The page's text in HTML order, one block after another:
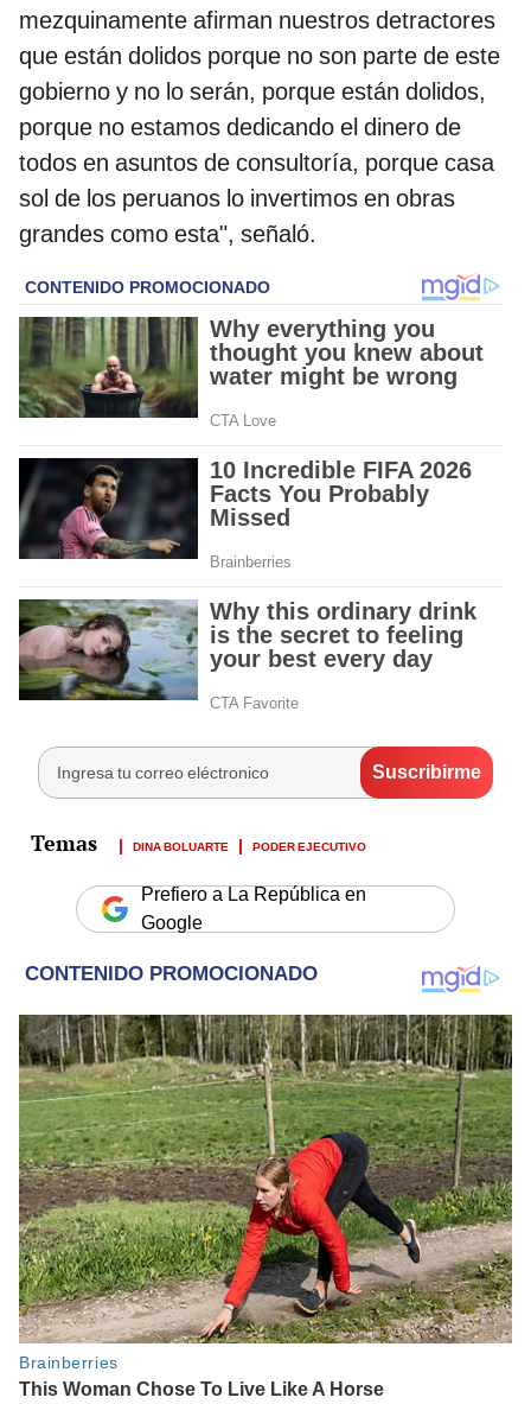
mezquinamente afirman nuestros detractores
que están dolidos porque no son parte de este
gobierno y no lo serán, porque están dolidos,
porque no estamos dedicando el dinero de
todos en asuntos de consultoría, porque casa
sol de los peruanos lo invertimos en obras
grandes como esta", señaló.
DINA BOLUARTE PODER EJECUTIVO
Prefiero a La República en
Google